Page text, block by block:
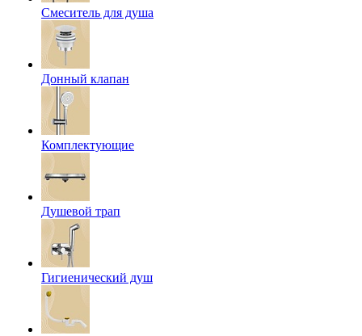
Смеситель для душа
Донный клапан
Комплектующие
Душевой трап
Гигиенический душ